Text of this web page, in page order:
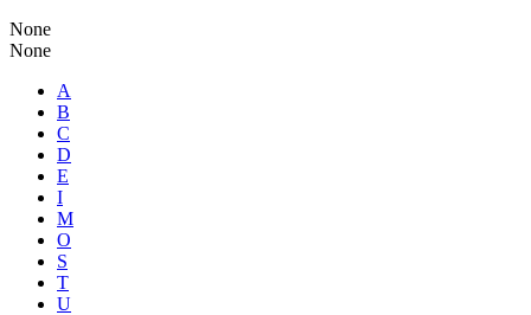
None
None
A
B
C
D
E
I
M
O
S
T
U